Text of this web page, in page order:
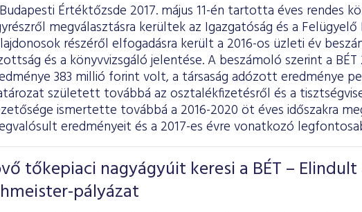
Értéktőzsde 2017. május 11-én tartotta éves rendes
megválasztásra kerültek az Igazgatóság és a
részéről elfogadásra került a 2016-os üzleti év
és a könyvvizsgáló jelentése. A beszámoló szerint a BÉT
383 millió forint volt, a társaság adózott eredménye
született továbbá az osztalékfizetésről és a
ismertette továbbá a 2016-2020 öt éves időszakra
eredményeit és a 2017-es évre vonatkozó
tőkepiaci nagyágyúit keresi a BÉT – Elindult
pályázat